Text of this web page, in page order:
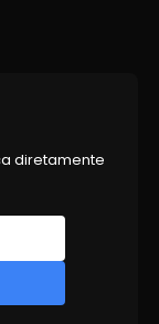
diretamente